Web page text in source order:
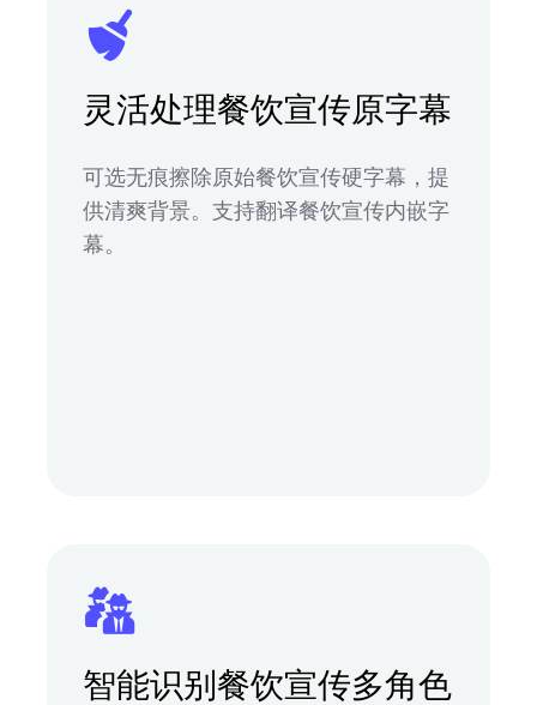
灵活处理餐饮宣传原字幕
可选无痕擦除原始餐饮宣传硬字幕，提
供清爽背景。支持翻译餐饮宣传内嵌字
幕。
智能识别餐饮宣传多角色